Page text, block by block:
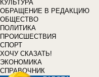
КУЛЬТУРА
ОБРАЩЕНИЕ В РЕДАКЦИЮ
ОБЩЕСТВО
ПОЛИТИКА
ПРОИСШЕСТВИЯ
СПОРТ
ХОЧУ СКАЗАТЬ!
ЭКОНОМИКА
СПРАВОЧНИК